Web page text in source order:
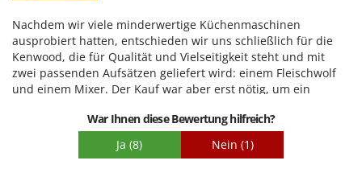
Nachdem wir viele minderwertige Küchenmaschinen
ausprobiert hatten, entschieden wir uns schließlich für die
Kenwood, die für Qualität und Vielseitigkeit steht und mit
zwei passenden Aufsätzen geliefert wird: einem Fleischwolf
und einem Mixer. Der Kauf war aber erst nötig, um ein
dimensionierte Nudelwalze. Mit ihr lassen sich Nudelplatten
bis zu 22 cm Breite herstellen, was die Maschine zu einem
semiprofessionellen Gerät macht. Sie arbeitet relativ leise
War Ihnen diese Bewertung hilfreich?
Ja (8) Nein (1)